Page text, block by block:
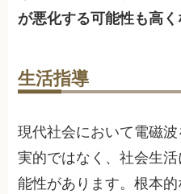
が悪化する可能性も高
生活指導
現代社会において電磁
実的ではなく、社会生
能性があります。根本